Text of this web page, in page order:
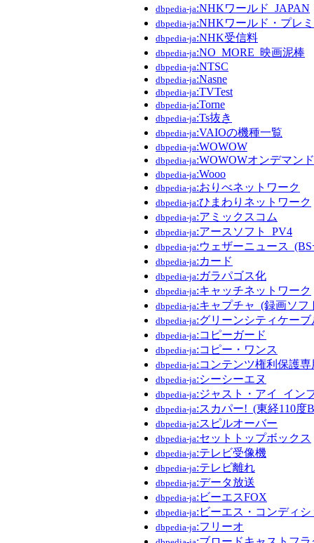
dbpedia-ja:NHKワールド_JAPAN
dbpedia-ja:NHKワールド・プレ
dbpedia-ja:NHK受信料
dbpedia-ja:NO_MORE_映画泥棒
dbpedia-ja:NTSC
dbpedia-ja:Nasne
dbpedia-ja:TVTest
dbpedia-ja:Torne
dbpedia-ja:Ts抜き
dbpedia-ja:VAIOの機種一覧
dbpedia-ja:WOWOW
dbpedia-ja:WOWOWオンデマンド
dbpedia-ja:Wooo
dbpedia-ja:おりべネットワーク
dbpedia-ja:ひまわりネットワーク
dbpedia-ja:アミックスコム
dbpedia-ja:アースソフト_PV4
dbpedia-ja:ウェザーニュース
dbpedia-ja:カード
dbpedia-ja:ガラパゴス化
dbpedia-ja:キャッチネットワーク
dbpedia-ja:キャプチャ_(録画ソフ
dbpedia-ja:グリーンシティケー
dbpedia-ja:コピーガード
dbpedia-ja:コピー・ワンス
dbpedia-ja:コンテンツ権利保護専
dbpedia-ja:シーシーエヌ
dbpedia-ja:ジャスト・アイ_イン
dbpedia-ja:スカパー!_(東経110度
dbpedia-ja:スピルオーバー
dbpedia-ja:セットトップボックス
dbpedia-ja:テレビ受像機
dbpedia-ja:テレビ離れ
dbpedia-ja:データ放送
dbpedia-ja:ビーエスFOX
dbpedia-ja:ビーエス・コンディ
dbpedia-ja:フリーオ